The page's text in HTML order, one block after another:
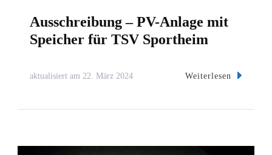
Ausschreibung – PV-Anlage mit
Speicher für TSV Sportheim
aktualisiert am 22. März 2024 Weiterlesen